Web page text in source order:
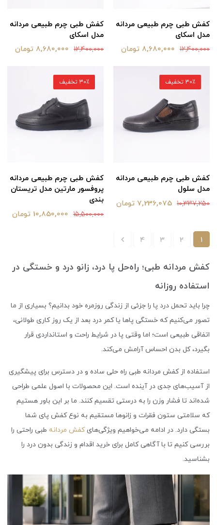
کفش طبی چرم طبیعی مردانه
مدل اسکای
12,400,000 8,680,000 تومان
کفش طبی چرم طبیعی مردانه
مدل اسکای
12,400,000 8,680,000 تومان
کفش طبی چرم طبیعی مردانه
مدل سلول
10,337,250 7,236,075 تومان
30٪ تخفیف
کفش طبی چرم طبیعی مردانه
پروفسور مارتین مدل تریستان
بندی
15,500,000 10,850,000 تومان
30٪ تخفیف
1
2
3
4
کفش مردانه طبی؛ راه‌حل پا درد، زانو درد و خستگی در
استفاده روزانه
چرا باید تحمل درد پا را جزئی از زندگی روزمره خود بدانیم؟ بسیاری از ما
تصور می‌کنیم که خستگی پاها یا کمر درد بعد از یک روز کاری طولانی،
اتفاقی طبیعی است؛ اما وقتی پا در شرایط راحت و استانداردی قرار
بگیرد، کل بدن احساس آرامش می‌کند.
استفاده از کفش مردانه طبی راه حلی ساده و در دسترس برای پیشگیری
از آسیب‌های جدی در آینده است. این محصولات با اصول علمی طراحی
شده‌اند تا فشار وزن را به درستی تقسیم کنند. ما بر این باور هستیم
که سلامتی ستون فقرات و زانوها مستقیم به نوع کفش پای شما
بستگی دارد. در ادامه می‌خواهیم ویژگی‌هایکفش مردانه طبی راحتی را
بررسی کنیم تا با آگاهی کامل برای خرید اقدام و زندگی بدون درد را
بشناسید.